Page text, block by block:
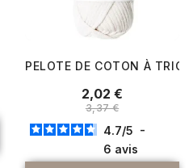
- 100GR - LANG YARNS
PELOTE DE COTON À
2,02 €
3,37 €
4.7/5 -
6 avis